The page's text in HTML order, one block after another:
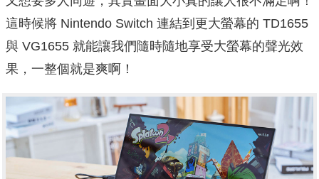
這時候將 Nintendo Switch 連結到更大螢幕的 TD1655
與 VG1655 就能讓我們隨時隨地享受大螢幕的聲光效
果，一整個就是爽啊！